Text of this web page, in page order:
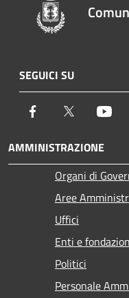
SEGUICI SU
Facebook Twitter
AMMINISTRAZIONE
Organi di
Aree
Uffici
Enti e
Politici
Personale